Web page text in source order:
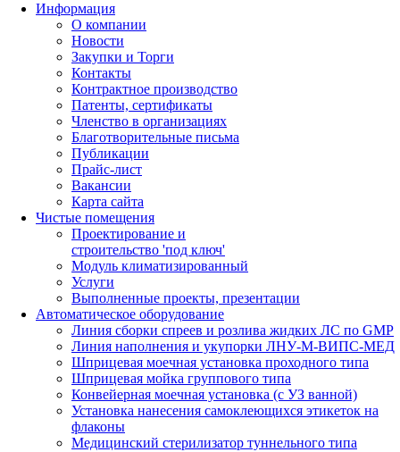
Информация
О компании
Новости
Закупки и Торги
Контакты
Контрактное производство
Патенты, сертификаты
Членство в организациях
Благотворительные письма
Публикации
Прайс-лист
Вакансии
Карта сайта
Чистые помещения
Проектирование и
строительство 'под ключ'
Модуль климатизированный
Услуги
Выполненные проекты, презентации
Автоматическое оборудование
Линия сборки спреев и розлива жидких ЛС по GMP
Линия наполнения и укупорки ЛНУ-М-ВИПС-МЕД
Шприцевая моечная установка проходного типа
Шприцевая мойка группового типа
Конвейерная моечная установка (с УЗ ванной)
Установка нанесения самоклеющихся этикеток на
флаконы
Медицинский стерилизатор туннельного типа